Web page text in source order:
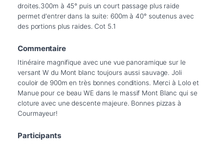
droites.300m à 45° puis un court passage plus raide
permet d'entrer dans la suite: 600m à 40° soutenus avec
Commentaire
Itinéraire magnifique avec une vue panoramique sur le
versant W du Mont blanc toujours aussi sauvage. Joli
couloir de 900m en très bonnes conditions. Merci à Lolo et
Manue pour ce beau WE dans le massif Mont Blanc qui se
cloture avec une descente majeure. Bonnes pizzas à
Participants